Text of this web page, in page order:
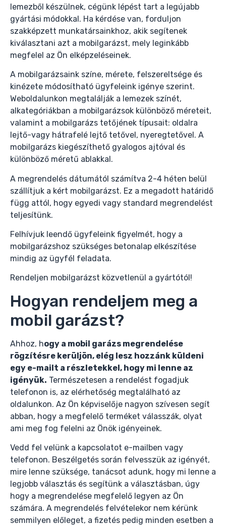
lemezből készülnek, cégünk lépést tart a legújabb
gyártási módokkal. Ha kérdése van, forduljon
szakképzett munkatársainkhoz, akik segítenek
kiválasztani azt a mobilgarázst, mely leginkább
megfelel az Ön elképzeléseinek.
A mobilgarázsaink színe, mérete, felszereltsége és
kinézete módosítható ügyfeleink igénye szerint.
Weboldalunkon megtalálják a lemezek színét,
alkategóriákban a mobilgarázsok különböző méreteit,
valamint a mobilgarázs tetőjének típusait: oldalra
lejtő-vagy hátrafelé lejtő tetővel, nyeregtetővel. A
mobilgarázs kiegészíthető gyalogos ajtóval és
különböző méretű ablakkal.
A megrendelés dátumától számítva 2-4 héten belül
szállítjuk a kért mobilgarázst. Ez a megadott határidő
függ attól, hogy egyedi vagy standard megrendelést
teljesítünk.
Felhívjuk leendő ügyfeleink figyelmét, hogy a
mobilgarázshoz szükséges betonalap elkészítése
mindig az ügyfél feladata.
Rendeljen mobilgarázst közvetlenül a gyártótól!
Hogyan rendeljem meg a
mobil garázst?
Ahhoz, hogy a mobil garázs megrendelése
rögzítésre kerüljön, elég lesz hozzánk küldeni
egy e-mailt a részletekkel, hogy mi lenne az
igényük. Természetesen a rendelést fogadjuk
telefonon is, az elérhetőség megtalálható az
oldalunkon. Az Ön képviselője nagyon szívesen segít
abban, hogy a megfelelő terméket válasszák, olyat
ami meg fog felelni az Önök igényeinek.
Vedd fel velünk a kapcsolatot e-mailben vagy
telefonon. Beszélgetés során felvesszük az igényét,
mire lenne szüksége, tanácsot adunk, hogy mi lenne a
legjobb választás és segítünk a választásban, úgy
hogy a megrendelése megfelelő legyen az Ön
számára. A megrendelés felvételekor nem kérünk
semmilyen előleget, a fizetés pedig minden esetben a